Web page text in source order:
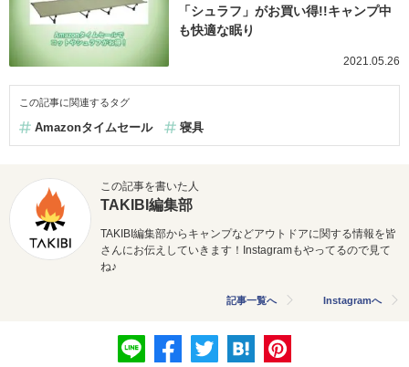
「シュラフ」がお買い得!!キャンプ中
も快適な眠り
2021.05.26
この記事に関連するタグ
Amazonタイムセール 寝具
この記事を書いた人
TAKIBI編集部
TAKIBI編集部からキャンプなどアウトドアに関する情報を皆
さんにお伝えしていきます！Instagramもやってるので見て
ね♪
記事一覧へ Instagramへ